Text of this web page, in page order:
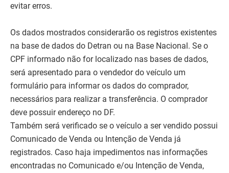
evitar erros.
Os dados mostrados considerarão os registros existentes
na base de dados do Detran ou na Base Nacional. Se o
CPF informado não for localizado nas bases de dados,
será apresentado para o vendedor do veículo um
formulário para informar os dados do comprador,
necessários para realizar a transferência. O comprador
deve possuir endereço no DF.
Também será verificado se o veículo a ser vendido possui
Comunicado de Venda ou Intenção de Venda já
registrados. Caso haja impedimentos nas informações
encontradas no Comunicado e/ou Intenção de Venda,